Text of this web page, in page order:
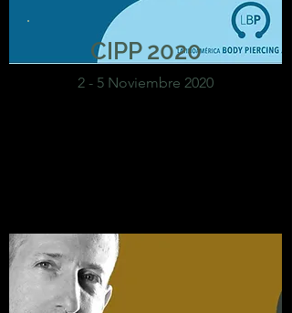
CIPP 2020
2 - 5 Noviembre 2020